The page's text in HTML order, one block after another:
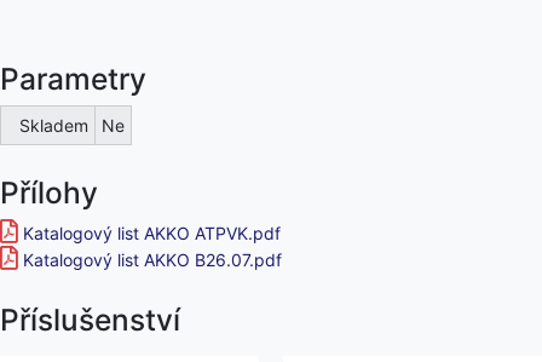
Parametry
Skladem Ne
Přílohy
Katalogový list AKKO ATPVK.pdf
Katalogový list AKKO B26.07.pdf
Příslušenství